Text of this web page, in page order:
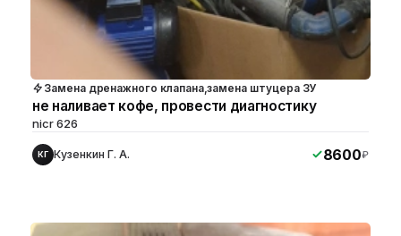
Замена дренажного клапана,замена штуцера ЗУ
не наливает кофе, провести диагностику
nicr 626
КГ Кузенкин Г. А. 8600₽